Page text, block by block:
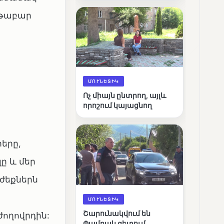
և մեր
արդյունքները
ՄՈՒՆԵՏԻԿ
Ոչ միայն ընտրող, այլև
որոշում կայացնող
ՄՈՒՆԵՏԻԿ
Շարունակվում են